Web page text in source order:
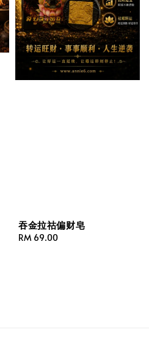
吞金拉祜偏财皂
Regular
RM 69.00